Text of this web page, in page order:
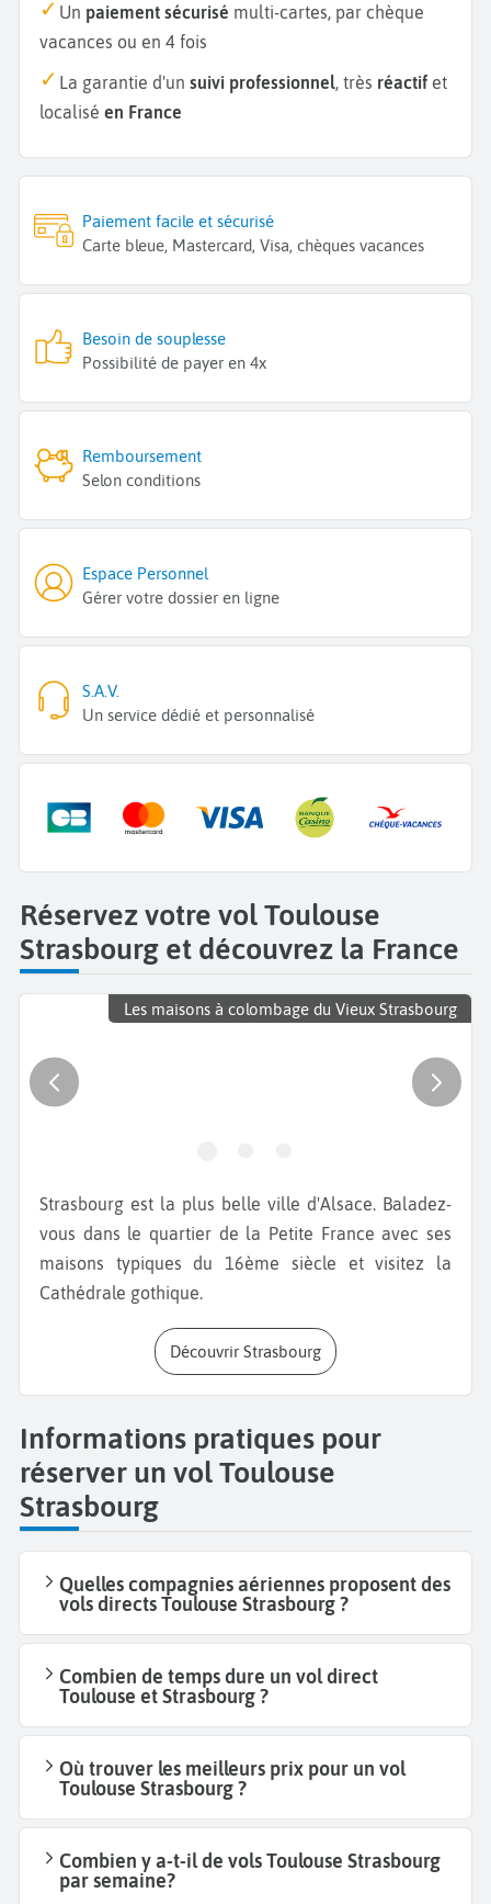
Un paiement sécurisé multi-cartes, par chèque
vacances ou en 4 fois
La garantie d'un suivi professionnel, très réactif et
localisé en France
Paiement facile et sécurisé
Carte bleue, Mastercard, Visa, chèques vacances
Besoin de souplesse
Possibilité de payer en 4x
Remboursement
Selon conditions
Espace Personnel
Gérer votre dossier en ligne
S.A.V.
Un service dédié et personnalisé
Réservez votre vol Toulouse
Strasbourg et découvrez la France
Les maisons à colombage du Vieux Strasbourg
Strasbourg est la plus belle ville d'Alsace. Baladez-
vous dans le quartier de la Petite France avec ses
maisons typiques du 16ème siècle et visitez la
Cathédrale gothique.
Découvrir Strasbourg
Informations pratiques pour
réserver un vol Toulouse
Strasbourg
Quelles compagnies aériennes proposent des
vols directs Toulouse Strasbourg ?
Combien de temps dure un vol direct
Toulouse et Strasbourg ?
Où trouver les meilleurs prix pour un vol
Toulouse Strasbourg ?
Combien y a-t-il de vols Toulouse Strasbourg
par semaine?